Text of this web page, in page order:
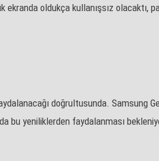
oldukça kullanışsız olacaktı,
doğrultusunda. Samsung
bu yeniliklerden faydalanması